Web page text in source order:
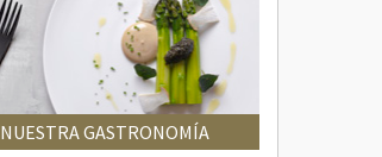
NUESTRA GASTRONOMÍA